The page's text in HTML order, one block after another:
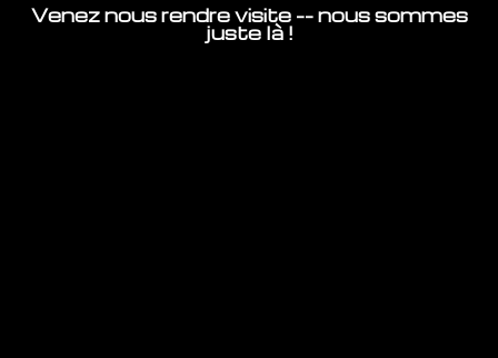
Venez nous rendre visite -- nous sommes
juste là !